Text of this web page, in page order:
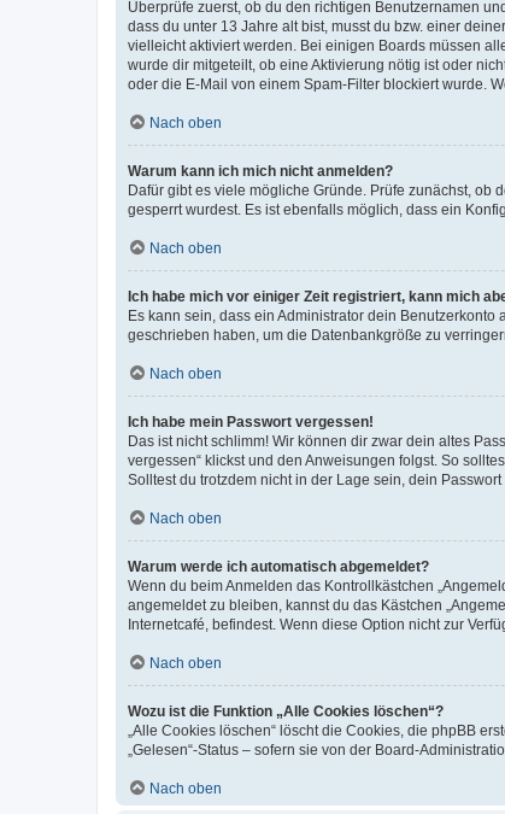
Überprüfe zuerst, ob du den richtigen Benutzernamen
dass du unter 13 Jahre alt bist, musst du bzw. einer
vielleicht aktiviert werden. Bei einigen Boards müssen
wurde dir mitgeteilt, ob eine Aktivierung nötig ist oder
oder die E-Mail von einem Spam-Filter blockiert wurde.
Nach oben
Warum kann ich mich nicht anmelden?
Dafür gibt es viele mögliche Gründe. Prüfe zunächst, ob
gesperrt wurdest. Es ist ebenfalls möglich, dass ein
Nach oben
Ich habe mich vor einiger Zeit registriert, kann mich
Es kann sein, dass ein Administrator dein
geschrieben haben, um die Datenbankgröße zu
Nach oben
Ich habe mein Passwort vergessen!
Das ist nicht schlimm! Wir können dir zwar dein altes
vergessen“ klickst und den Anweisungen folgst. So
Solltest du trotzdem nicht in der Lage sein, dein
Nach oben
Warum werde ich automatisch abgemeldet?
Wenn du beim Anmelden das Kontrollkästchen
angemeldet zu bleiben, kannst du das Kästchen
Internetcafé, befindest. Wenn diese Option nicht zur
Nach oben
Wozu ist die Funktion „Alle Cookies löschen“?
„Alle Cookies löschen“ löscht die Cookies, die phpBB
„Gelesen“-Status – sofern sie von der Board-
Nach oben